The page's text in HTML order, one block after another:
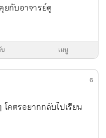
ยกับอาจารย์ดู
เมนู
6
โคตรอยากกลับไปเรียน